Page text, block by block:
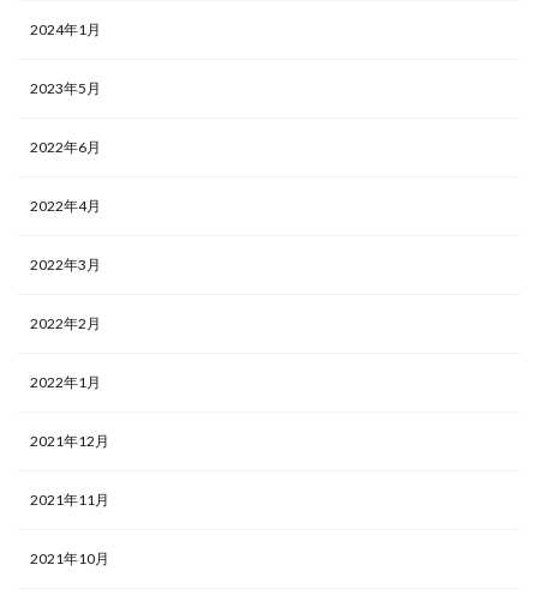
2024年1月
2023年5月
2022年6月
2022年4月
2022年3月
2022年2月
2022年1月
2021年12月
2021年11月
2021年10月